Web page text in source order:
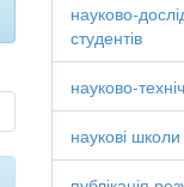
науково-
студентів
науково-
наукові